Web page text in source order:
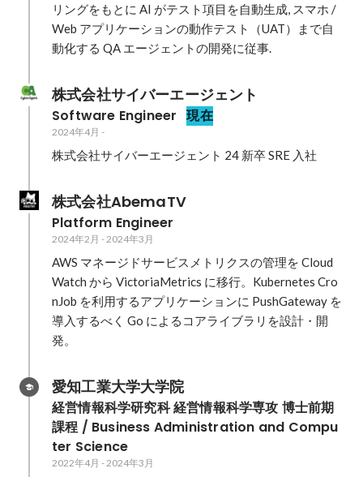
リングをもとに AI がテスト項目を自動生成, スマホ /
Web アプリケーションの動作テスト（UAT）まで自
動化する QA エージェントの開発に従事.
株式会社サイバーエージェント
Software Engineer 現在
2024年4月 -
株式会社サイバーエージェント 24 新卒 SRE 入社
株式会社AbemaTV
Platform Engineer
2024年2月 - 2024年3月
AWS マネージドサービスメトリクスの管理を Cloud
Watch から VictoriaMetrics に移行。Kubernetes Cro
nJob を利用するアプリケーションに PushGateway を
導入するべく Go によるコアライブラリを設計・開
発。
愛知工業大学大学院
経営情報科学研究科 経営情報科学専攻 博士前期
課程 / Business Administration and Compu
ter Science
2022年4月 - 2024年3月